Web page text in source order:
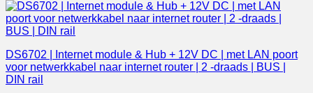
DS6702 | Internet module & Hub + 12V DC | met LAN poort
voor netwerkkabel naar internet router | 2 -draads | BUS |
DIN rail